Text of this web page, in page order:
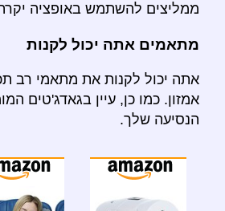
ממליצים להשתמש באופציה
מתאמים אתה יכול לקנות
אתה יכול לקנות את מתאמי רב
אמזון. כמו כן, עיין בגאדג'טים
הנסיעה שלך.